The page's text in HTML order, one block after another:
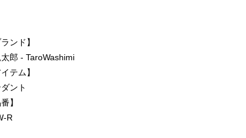
ランド】
郎 - TaroWashimi
イテム】
ント
】
R